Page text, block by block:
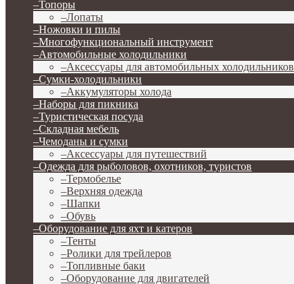
–Топоры
–Лопаты
–Ножовки и пилы
–Многофункциональный инструмент
–Автомобильные холодильники
–Аксессуары для автомобильных холодильников
–Сумки-холодильники
–Аккумуляторы холода
–Наборы для пикника
–Туристическая посуда
–Складная мебель
–Чемоданы и сумки
–Аксессуары для путешествий
–Одежда для рыболовов, охотников, туристов
–Термобелье
–Верхняя одежда
–Шапки
–Обувь
–Оборудование для яхт и катеров
–Тенты
–Ролики для трейлеров
–Топливные баки
–Оборудование для двигателей